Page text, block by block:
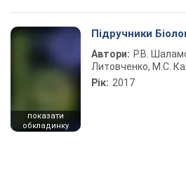
показати
обкладинку
Підручники
Автори: Р.В.
Литовченко, М.С.
Рік: 2017